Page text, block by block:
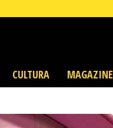
CULTURA MAGAZINE